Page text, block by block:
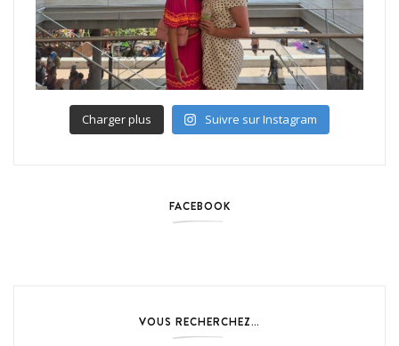
Charger plus Suivre sur Instagram
FACEBOOK
VOUS RECHERCHEZ…